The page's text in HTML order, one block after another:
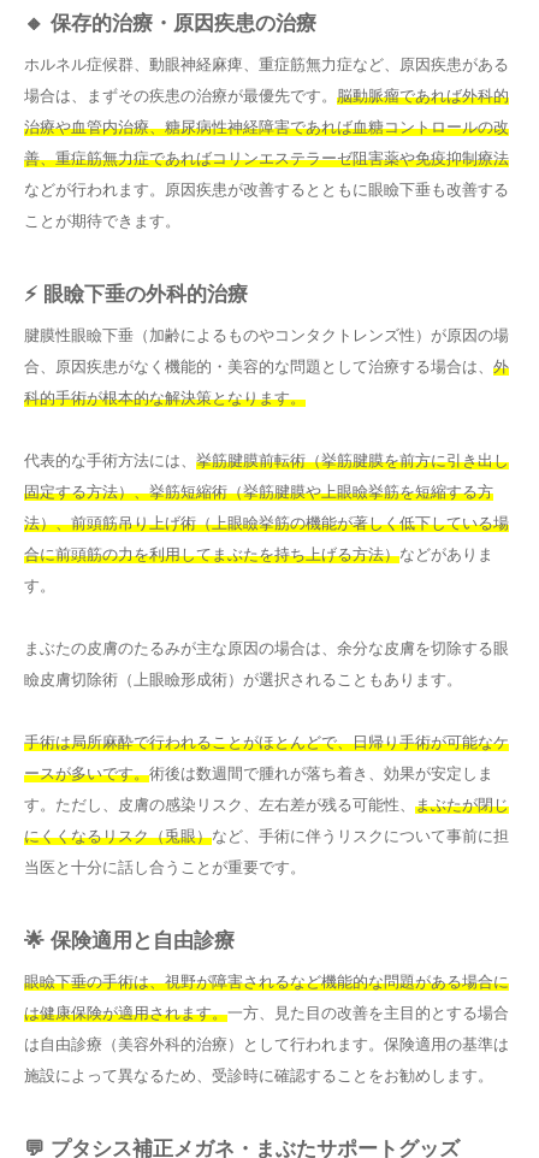
🔸 保存的治療・原因疾患の治療
ホルネル症候群、動眼神経麻痺、重症筋無力症など、原因疾患がある
場合は、まずその疾患の治療が最優先です。 脳動脈瘤であれば外科的
治療や血管内治療、糖尿病性神経障害であれば血糖コントロールの改
善、重症筋無力症であればコリンエステラーゼ阻害薬や免疫抑制療法
などが行われます。原因疾患が改善するとともに眼瞼下垂も改善する
ことが期待できます。
⚡ 眼瞼下垂の外科的治療
腱膜性眼瞼下垂（加齢によるものやコンタクトレンズ性）が原因の場
合、原因疾患がなく機能的・美容的な問題として治療する場合は、 外
科的手術が根本的な解決策となります。
代表的な手術方法には、 挙筋腱膜前転術（挙筋腱膜を前方に引き出し
固定する方法）、挙筋短縮術（挙筋腱膜や上眼瞼挙筋を短縮する方
法）、前頭筋吊り上げ術（上眼瞼挙筋の機能が著しく低下している場
合に前頭筋の力を利用してまぶたを持ち上げる方法）などがありま
す。
まぶたの皮膚のたるみが主な原因の場合は、余分な皮膚を切除する眼
瞼皮膚切除術（上眼瞼形成術）が選択されることもあります。
手術は局所麻酔で行われることがほとんどで、日帰り手術が可能なケ
ースが多いです。術後は数週間で腫れが落ち着き、効果が安定しま
す。ただし、皮膚の感染リスク、左右差が残る可能性、 まぶたが閉じ
にくくなるリスク（兎眼）など、手術に伴うリスクについて事前に担
当医と十分に話し合うことが重要です。
🌟 保険適用と自由診療
眼瞼下垂の手術は、視野が障害されるなど機能的な問題がある場合に
は健康保険が適用されます。一方、見た目の改善を主目的とする場合
は自由診療（美容外科的治療）として行われます。保険適用の基準は
施設によって異なるため、受診時に確認することをお勧めします。
💬 プタシス補正メガネ・まぶたサポートグッズ